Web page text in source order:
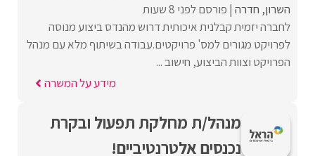
השרון חדרה פורסם לפני 8 שעות
לחברה יזמית קבלנית איכותית דרוש מהנדס ביצוע מנוסה
לפרויקט מגורים למס' פרויקטים.עבודה בשיתוף מלא עם מנהל
הפרויקט וצוות הביצוע, חישוב ...
מידע על המשרה
מנהל/ת מחלקת תפעול ובקרת
נכנסים אלטרנטיביים!